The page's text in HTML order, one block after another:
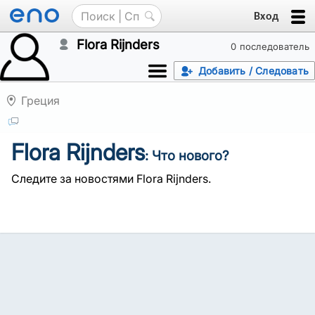
Вход
0 последователь
Flora Rijnders
Добавить / Следовать
Греция
Flora Rijnders: Что нового?
Следите за новостями Flora Rijnders.